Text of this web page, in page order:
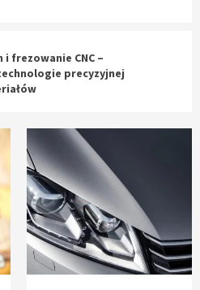
i frezowanie CNC –
precyzyjnej
wyprze pracę
internetowych – jak
rozwiązania cyfrowe